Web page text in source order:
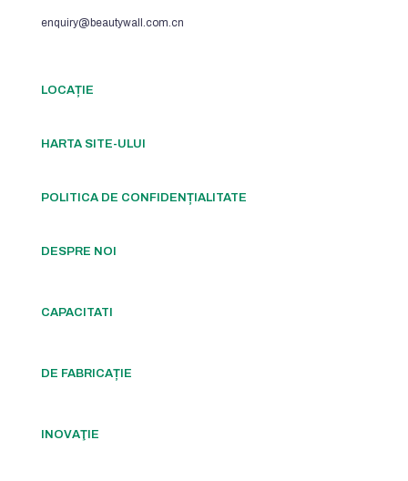
enquiry@beautywall.com.cn
LOCAȚIE
HARTA SITE-ULUI
POLITICA DE CONFIDENȚIALITATE
DESPRE NOI
CAPACITATI
DE FABRICAȚIE
INOVAŢIE